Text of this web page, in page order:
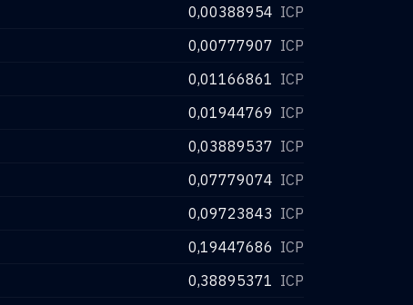
0,00388954 ICP
0,00777907 ICP
0,01166861 ICP
0,01944769 ICP
0,03889537 ICP
0,07779074 ICP
0,09723843 ICP
0,19447686 ICP
0,38895371 ICP